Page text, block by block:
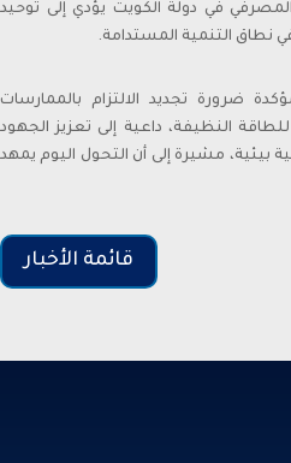
في دولة الكويت يؤدي إلى توحيد
نطاق التنمية المستدامة.
ضرورة تجديد الالتزام بالممارسات
النظيفة، داعية إلى تعزيز الجهود
مشيرة إلى أن التحول اليوم يمهد
قائمة الأخبار
Private Equity, prior to that
to 2010 he worked with
his career after
Corporation in the
Sheikh Ahmed Duaij
Master of Business
his Bachelor degree in
from Bentley College – United